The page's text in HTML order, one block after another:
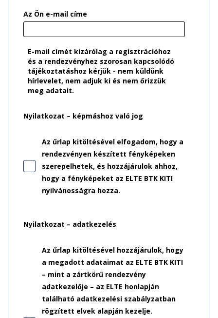
Az Ön e-mail címe
E-mail címét kizárólag a regisztrációhoz
és a rendezvényhez szorosan kapcsolódó
tájékoztatáshoz kérjük - nem küldünk
hírlevelet, nem adjuk ki és nem őrizzük
meg adatait.
Nyilatkozat – képmáshoz való jog
Az űrlap kitöltésével elfogadom, hogy a
rendezvényen készített fényképeken
szerepelhetek, és hozzájárulok ahhoz,
hogy a fényképeket az ELTE BTK KITI
nyilvánosságra hozza.
Nyilatkozat – adatkezelés
Az űrlap kitöltésével hozzájárulok, hogy
a megadott adataimat az ELTE BTK KITI
– mint a zártkörű rendezvény
adatkezelője – az ELTE honlapján
található adatkezelési szabályzatban
rögzített elvek alapján kezelje.